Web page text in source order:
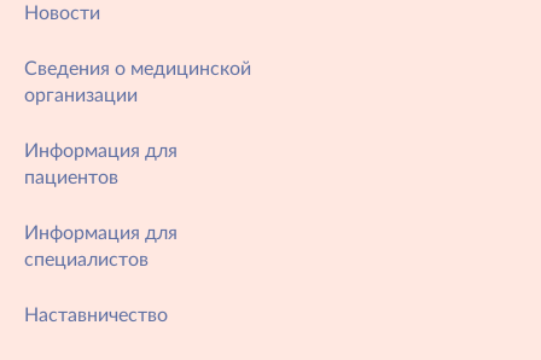
Новости
Сведения о медицинской
организации
Информация для
пациентов
Информация для
специалистов
Наставничество